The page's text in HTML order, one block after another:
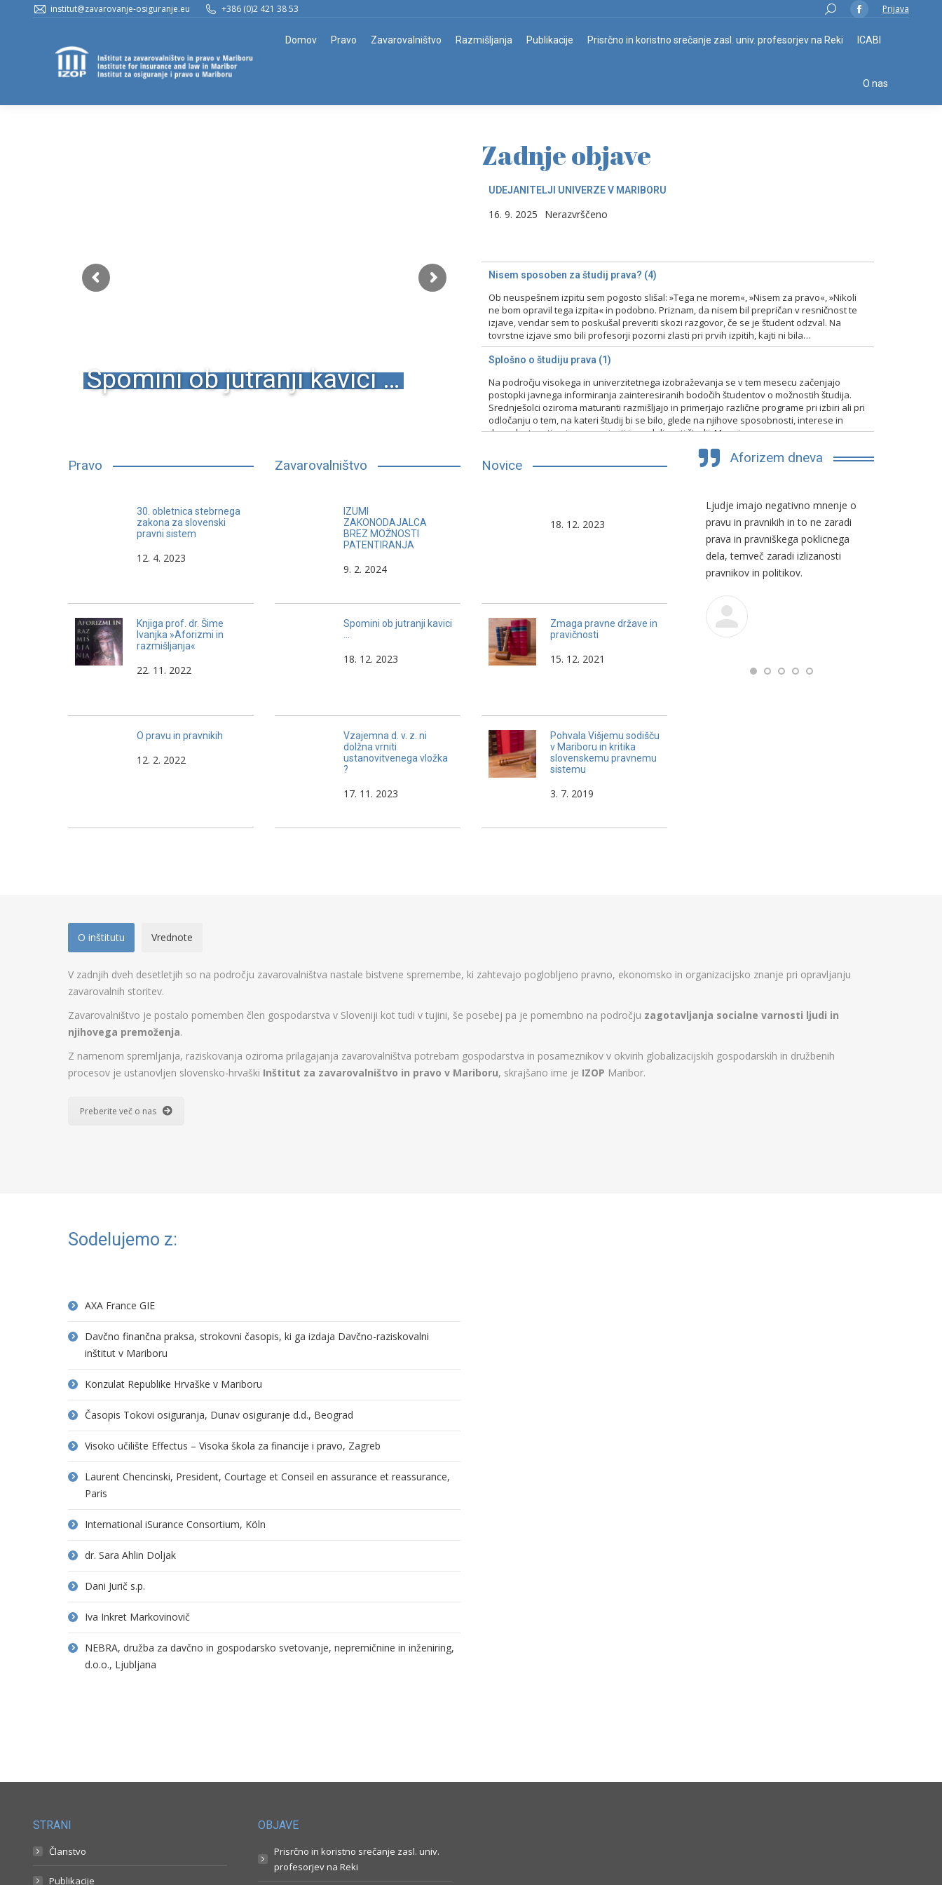
institut@zavarovanje-osiguranje.eu +386 (0)2 421 38 53 Search:
Facebook
page
new
window
Prijava
Domov Pravo Zavarovalništvo Razmišljanja Publikacije Prisrčno in koristno srečanje zasl. univ. profesorjev na Reki ICABI
O nas
Spomini ob jutranji kavici …
Zadnje objave
UDEJANITELJI UNIVERZE V MARIBORU
16. 9. 2025 Nerazvrščeno
Nisem sposoben za študij prava? (4)
Ob neuspešnem izpitu sem pogosto slišal: »Tega ne morem«, »Nisem za pravo«, »Nikoli
ne bom opravil tega izpita« in podobno. Priznam, da nisem bil prepričan v resničnost te
izjave, vendar sem to poskušal preveriti skozi razgovor, če se je študent odzval. Na
tovrstne izjave smo bili profesorji pozorni zlasti pri prvih izpitih, kajti ni bila…
15. 2. 2024 Nerazvrščeno
Splošno o študiju prava (1)
Na področju visokega in univerzitetnega izobraževanja se v tem mesecu začenjajo
postopki javnega informiranja zainteresiranih bodočih študentov o možnostih študija.
Srednješolci oziroma maturanti razmišljajo in primerjajo različne programe pri izbiri ali pri
odločanju o tem, na kateri študij bi se bilo, glede na njihove sposobnosti, interese in
druge lastnosti, primerno vpisati in nadaljevati študij. Mnogim…
13. 2. 2024
Pravo
30. obletnica stebrnega
zakona za slovenski
pravni sistem
12. 4. 2023
Knjiga prof. dr. Šime
Ivanjka »Aforizmi in
razmišljanja«
22. 11. 2022
O pravu in pravnikih
12. 2. 2022
Zavarovalništvo
IZUMI
ZAKONODAJALCA
BREZ MOŽNOSTI
PATENTIRANJA
9. 2. 2024
Spomini ob jutranji kavici
18. 12. 2023
Vzajemna d. v. z. ni
dolžna vrniti
ustanovitvenega vložka
?
17. 11. 2023
Novice
18. 12. 2023
Zmaga pravne države in
pravičnosti
15. 12. 2021
Pohvala Višjemu sodišču
v Mariboru in kritika
slovenskemu pravnemu
sistemu
3. 7. 2019
Aforizem dneva
V sodstvu je vedno neka
nevarnost. Če ta ni zakon sam,
potem so sodniki.
Pravnik pogosto pri svojem delu
skuša vzbuditi medijsko
pozornost, da se ne bi javnost
medčloveških odnosih.
ki pogosto ne gresta skupaj.
Ljudje imajo negativno mnenje o
pravu in pravnikih in to ne zaradi
prava in pravniškega poklicnega
dela, temveč zaradi izlizanosti
pravnikov in politikov.
O inštitutu Vrednote
V zadnjih dveh desetletjih so na področju zavarovalništva nastale bistvene spremembe, ki zahtevajo poglobljeno pravno, ekonomsko in organizacijsko znanje pri opravljanju
zavarovalnih storitev.
Zavarovalništvo je postalo pomemben člen gospodarstva v Sloveniji kot tudi v tujini, še posebej pa je pomembno na področju zagotavljanja socialne varnosti ljudi in
njihovega premoženja.
Z namenom spremljanja, raziskovanja oziroma prilagajanja zavarovalništva potrebam gospodarstva in posameznikov v okvirih globalizacijskih gospodarskih in družbenih
procesov je ustanovljen slovensko-hrvaški Inštitut za zavarovalništvo in pravo v Mariboru, skrajšano ime je IZOP Maribor.
Preberite več o nas
Sodelujemo z:
AXA France GIE
Davčno finančna praksa, strokovni časopis, ki ga izdaja Davčno-raziskovalni
inštitut v Mariboru
Konzulat Republike Hrvaške v Mariboru
Časopis Tokovi osiguranja, Dunav osiguranje d.d., Beograd
Visoko učilište Effectus – Visoka škola za financije i pravo, Zagreb
Laurent Chencinski, President, Courtage et Conseil en assurance et reassurance,
Paris
International iSurance Consortium, Köln
dr. Sara Ahlin Doljak
Dani Jurič s.p.
Iva Inkret Markovinovič
NEBRA, družba za davčno in gospodarsko svetovanje, nepremičnine in inženiring,
d.o.o., Ljubljana
STRANI
Članstvo
Publikacije
OBJAVE
Prisrčno in koristno srečanje zasl. univ.
profesorjev na Reki